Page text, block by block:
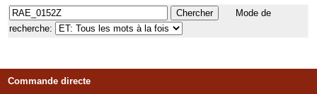
Mode de
recherche:
Commande directe